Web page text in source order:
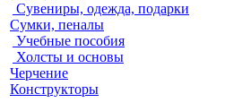
Сувениры, одежда, подарки
Сумки, пеналы
Учебные пособия
Холсты и основы
Черчение
Конструкторы